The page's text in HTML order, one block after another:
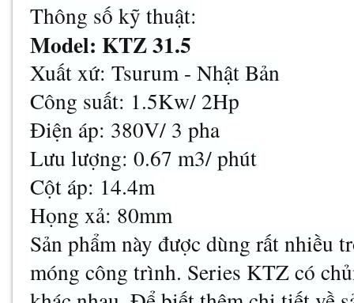
Thông số kỹ thuật:
Model: KTZ 31.5
Xuất xứ: Tsurum - Nhật Bản
Công suất: 1.5Kw/ 2Hp
Điện áp: 380V/ 3 pha
Lưu lượng: 0.67 m3/ phút
Cột áp: 14.4m
Họng xả: 80mm
Sản phẩm này được dùng rất nhiều
móng công trình. Series KTZ có